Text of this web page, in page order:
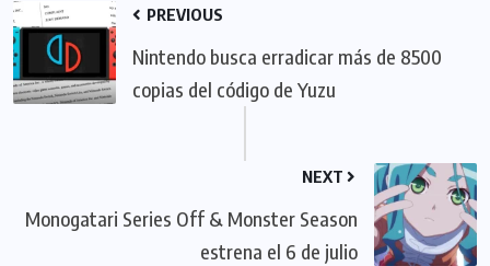
PREVIOUS
Nintendo busca erradicar más de 8500
copias del código de Yuzu
NEXT
Monogatari Series Off & Monster Season
estrena el 6 de julio